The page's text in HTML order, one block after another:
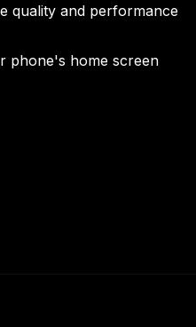
quality and performance
phone's home screen